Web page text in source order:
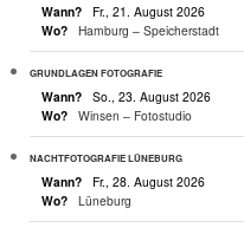
Wann?
Fr., 21. August 2026
Wo?
Hamburg – Speicherstadt
GRUNDLAGEN FOTOGRAFIE
Wann?
So., 23. August 2026
Wo?
Winsen – Fotostudio
NACHTFOTOGRAFIE LÜNEBURG
Wann?
Fr., 28. August 2026
Wo?
Lüneburg